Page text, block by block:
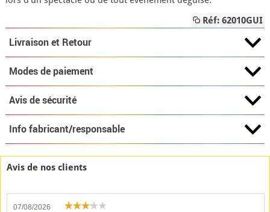
Réf: 62010GUI
Livraison et Retour
Modes de paiement
Avis de sécurité
Info fabricant/responsable
Avis de nos clients
07/08/2026